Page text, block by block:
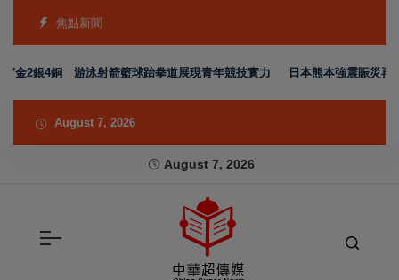
焦點新聞
2銀4銅 游泳射箭籃球跆拳道展現青年競技實力 日本熊本強震賑災再獲
August 7, 2026
August 7, 2026